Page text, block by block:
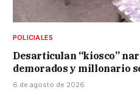
POLICIALES
Desarticulan “kiosco”
demorados y millonario
6 de agosto de 2026